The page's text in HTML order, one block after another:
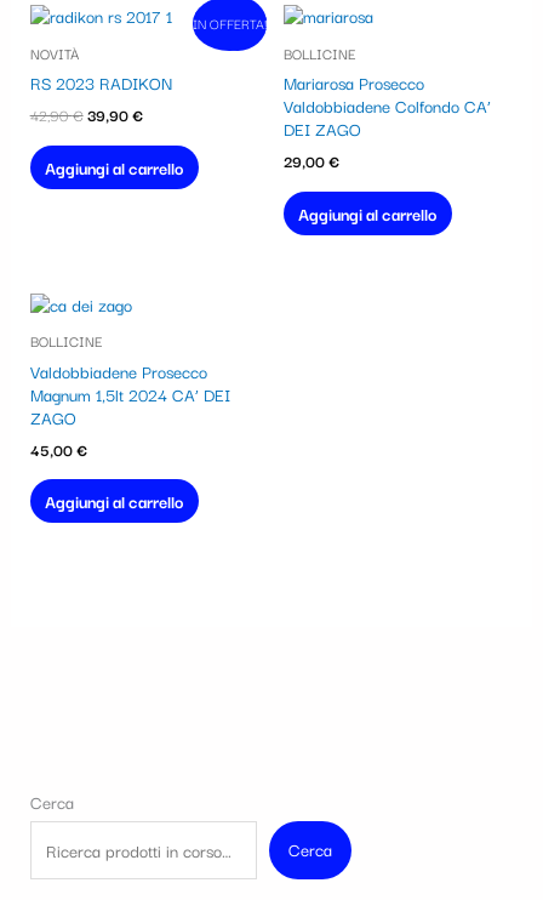
In vendita!
IN OFFERTA!
NOVITÀ
RS 2023 RADIKON
42,90€
Il
era:
39,90€
Il
è:
Aggiungi al carrello
BOLLICINE
Mariarosa Prosecco
Valdobbiadene Colfondo CA’
DEI ZAGO
29,00€
Aggiungi al carrello
BOLLICINE
Valdobbiadene Prosecco
Magnum 1,5lt 2024 CA’ DEI
ZAGO
45,00€
Aggiungi al carrello
Cerca
Cerca